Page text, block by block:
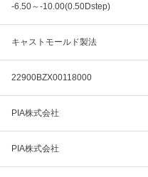
-6.50～-10.00(0.50Dstep)
キャストモールド製法
22900BZX00118000
PIA株式会社
PIA株式会社